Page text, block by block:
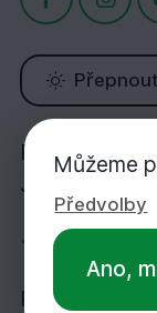
Potřebujete
Jsme tu pro
+420
PO-PÁ 7:00-
Můžeme
Předvolby
Ano,